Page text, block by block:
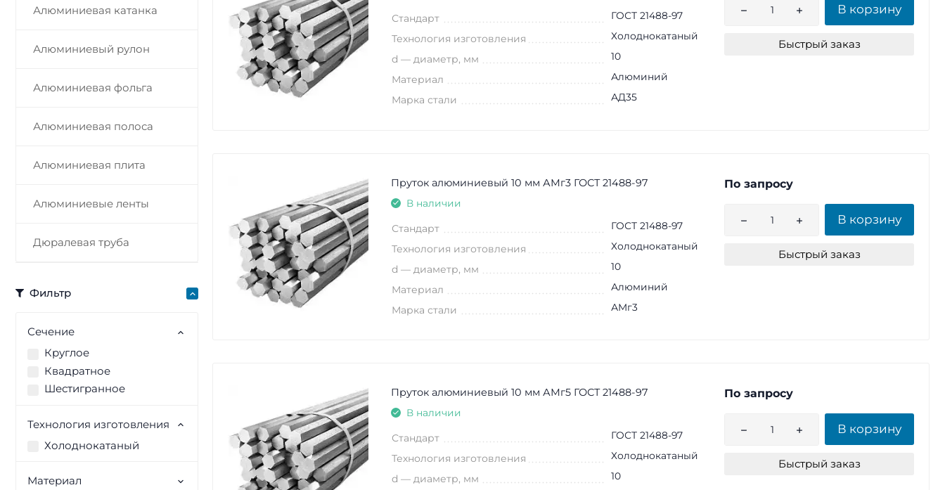
Алюминиевая катанка
Алюминиевый рулон
Алюминиевая фольга
Алюминиевая полоса
Алюминиевая плита
Алюминиевые ленты
Дюралевая труба
Фильтр
Сечение
Круглое
Квадратное
Шестигранное
Технология изготовления
Холоднокатаный
Материал
Стандарт ГОСТ 21488-97
Технология изготовления Холоднокатаный
d — диаметр, мм 10
Материал Алюминий
Марка стали АД35
В корзину
Быстрый заказ
Пруток алюминиевый 10 мм АМг3 ГОСТ 21488-97
В наличии
Стандарт ГОСТ 21488-97
Технология изготовления Холоднокатаный
d — диаметр, мм 10
Материал Алюминий
Марка стали АМг3
По запросу
В корзину
Быстрый заказ
Пруток алюминиевый 10 мм АМг5 ГОСТ 21488-97
В наличии
Стандарт ГОСТ 21488-97
Технология изготовления Холоднокатаный
d — диаметр, мм 10
По запросу
В корзину
Быстрый заказ